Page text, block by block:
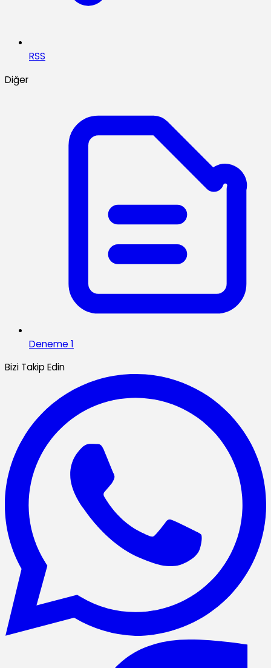
RSS
Diğer
Deneme 1
Bizi Takip Edin